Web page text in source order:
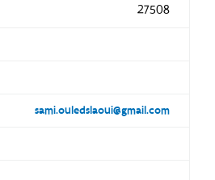
27508
sami.ouledslaoui@gmail.com